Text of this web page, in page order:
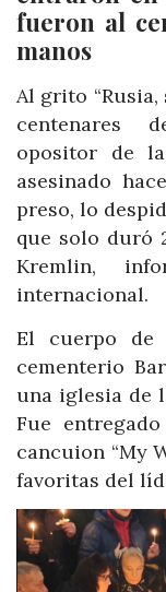
fueron al
manos
Al grito “Rusia,
centenares
opositor de
asesinado
preso, lo
que solo duró
Kremlin,
internacional.
El cuerpo de
cementerio
una iglesia de
Fue
cancuion “My
favoritas del